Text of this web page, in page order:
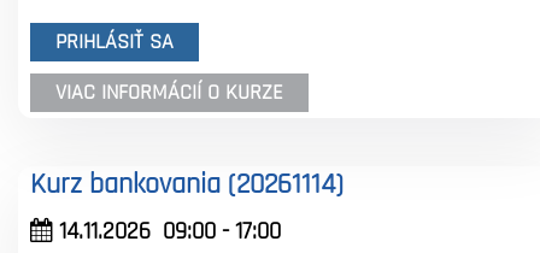
PRIHLÁSIŤ SA
VIAC INFORMÁCIÍ O KURZE
Kurz bankovania (20261114)
14.11.2026 09:00-17:00